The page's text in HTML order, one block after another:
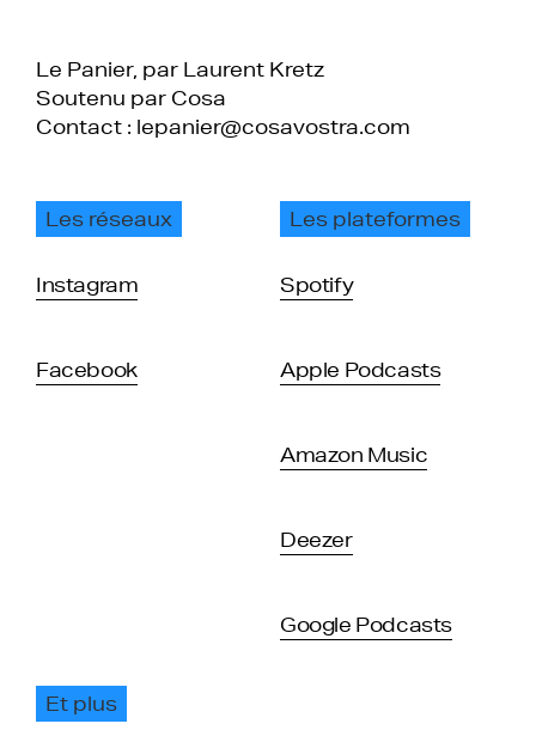
Le Panier, par Laurent Kretz
Soutenu par Cosa
Contact : lepanier@cosavostra.com
Les réseaux
Instagram
Facebook
Les plateformes
Spotify
Apple Podcasts
Amazon Music
Deezer
Google Podcasts
Et plus